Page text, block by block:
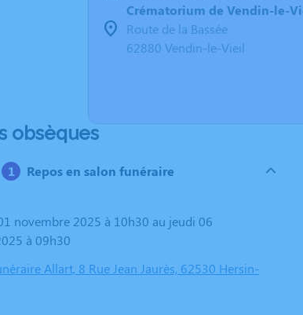
Crématorium de Vendin-le-
Route de la Bassée
62880 Vendin-le-Vieil
obsèques
Repos en salon funéraire
à 09h30
Allart, 8 Rue Jean Jaurès, 62530 Hersin-